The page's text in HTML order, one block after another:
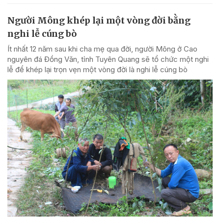
Người Mông khép lại một vòng đời bằng
nghi lễ cúng bò
Ít nhất 12 năm sau khi cha mẹ qua đời, người Mông ở Cao
nguyên đá Đồng Văn, tỉnh Tuyên Quang sẽ tổ chức một nghi
lễ để khép lại trọn vẹn một vòng đời là nghi lễ cúng bò